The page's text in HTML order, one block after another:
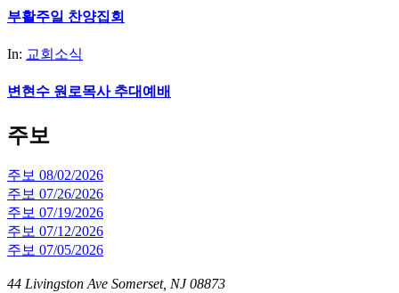
부활주일 찬양집회
In: 교회소식
변현수 원로목사 추대예배
주보
주보 08/02/2026
주보 07/26/2026
주보 07/19/2026
주보 07/12/2026
주보 07/05/2026
44 Livingston Ave Somerset, NJ 08873